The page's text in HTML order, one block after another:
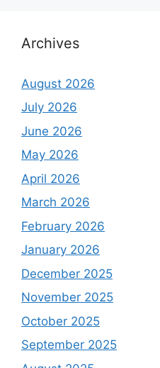
Archives
August 2026
July 2026
June 2026
May 2026
April 2026
March 2026
February 2026
January 2026
December 2025
November 2025
October 2025
September 2025